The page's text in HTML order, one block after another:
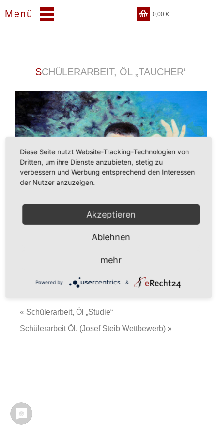
Menü 0,00€
SCHÜLERARBEIT, ÖL „TAUCHER“
50 x 70 cm
Hier eine der ersten Ölgemälde.
« Schülerarbeit, Öl „Studie“
Schülerarbeit Öl, (Josef Steib Wettbewerb) »
Diese Seite nutzt Website-Tracking-Technologien von
Dritten, um ihre Dienste anzubieten, stetig zu
verbessern und Werbung entsprechend den Interessen
der Nutzer anzuzeigen.
Akzeptieren
Ablehnen
mehr
Powered by &